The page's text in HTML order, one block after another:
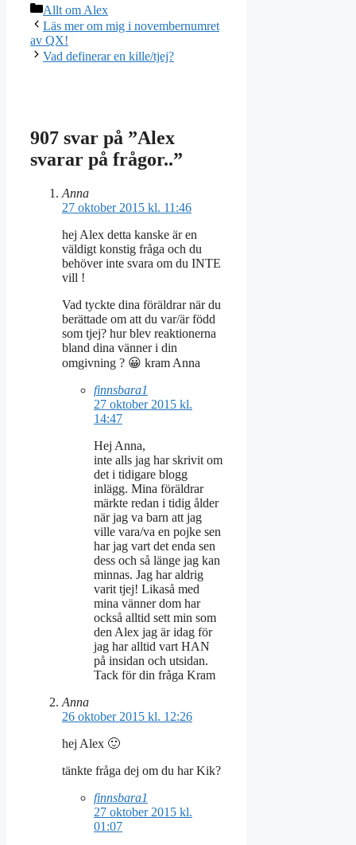
Kategorier
Allt om Alex
Läs mer om mig i novembernumret
av QX!
Vad definerar en kille/tjej?
907 svar på ”Alex
svarar på frågor..”
Anna
27 oktober 2015 kl. 11:46
hej Alex detta kanske är en
väldigt konstig fråga och du
behöver inte svara om du INTE
vill !
Vad tyckte dina föräldrar när du
berättade om att du var/är född
som tjej? hur blev reaktionerna
bland dina vänner i din
omgivning ? 😀 kram Anna
finnsbara1
27 oktober 2015 kl.
14:47
Hej Anna,
inte alls jag har skrivit om
det i tidigare blogg
inlägg. Mina föräldrar
märkte redan i tidig ålder
när jag va barn att jag
ville vara/va en pojke sen
har jag vart det enda sen
dess och så länge jag kan
minnas. Jag har aldrig
varit tjej! Likaså med
mina vänner dom har
också alltid sett min som
den Alex jag är idag för
jag har alltid vart HAN
på insidan och utsidan.
Tack för din fråga Kram
Anna
26 oktober 2015 kl. 12:26
hej Alex 🙂
tänkte fråga dej om du har Kik?
finnsbara1
27 oktober 2015 kl.
01:07